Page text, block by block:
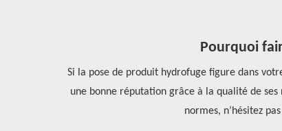
Pourquoi
Si la pose de produit hydrofuge figure dans
une bonne réputation grâce à la qualité de
normes, n’hésitez